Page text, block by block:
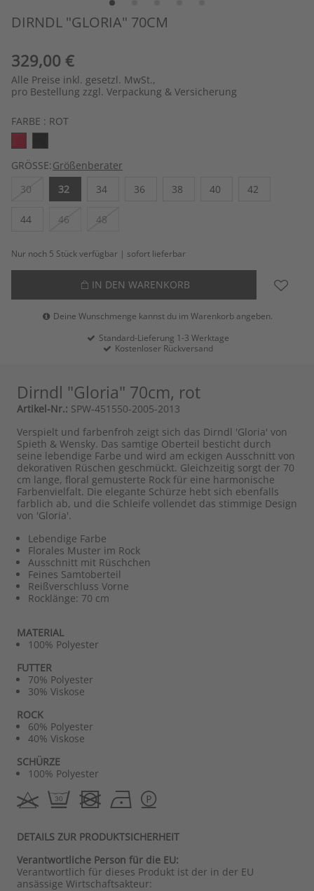
DIRNDL "GLORIA" 70CM
329,00 €
Alle Preise inkl. gesetzl. MwSt.,
pro Bestellung zzgl. Verpackung & Versicherung
FARBE : ROT
GRÖSSE:Größenberater
30
32 34 36 38 40 42
44 46 48
Nur noch 5 Stück verfügbar | sofort lieferbar
IN DEN WARENKORB
Deine Wunschmenge kannst du im Warenkorb angeben.
Standard-Lieferung 1-3 Werktage
Kostenloser Rückversand
Dirndl "Gloria" 70cm, rot
Artikel-Nr.: SPW-451550-2005-2013
Verspielt und farbenfroh zeigt sich das Dirndl 'Gloria' von
Spieth & Wensky. Das samtige Oberteil besticht durch
seine lebendige Farbe und wird am eckigen Ausschnitt von
dekorativen Rüschen geschmückt. Gleichzeitig sorgt der 70
cm lange, floral gemusterte Rock für eine harmonische
Farbenvielfalt. Die elegante Schürze hebt sich ebenfalls
farblich ab, und die Schleife vollendet das stimmige Design
von 'Gloria'.
Lebendige Farbe
Florales Muster im Rock
Ausschnitt mit Rüschchen
Feines Samtoberteil
Reißverschluss Vorne
Rocklänge: 70 cm
MATERIAL
100% Polyester
FUTTER
70% Polyester
30% Viskose
ROCK
60% Polyester
40% Viskose
SCHÜRZE
100% Polyester
DETAILS ZUR PRODUKTSICHERHEIT
Verantwortliche Person für die EU:
Verantwortlich für dieses Produkt ist der in der EU
ansässige Wirtschaftsakteur: